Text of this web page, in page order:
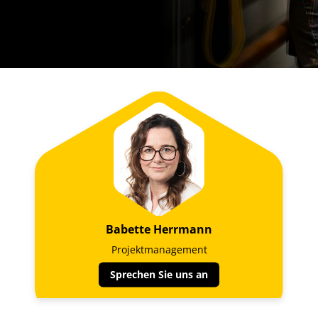
Babette Herrmann
Projektmanagement
Sprechen Sie uns an